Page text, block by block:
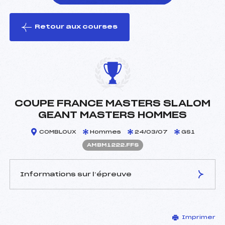
le ski
Retour aux courses
COUPE FRANCE MASTERS SLALOM
GEANT MASTERS HOMMES
COMBLOUX Hommes 24/03/07 GS1
AMBM1222.FFS
Informations sur l’épreuve
PICQ DIDIER (DA)
Imprimer